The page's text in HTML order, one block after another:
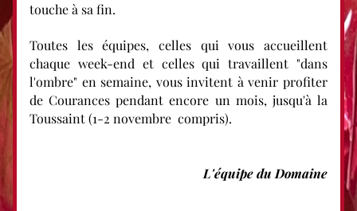
touche à sa fin.
Toutes les équipes, celles qui vous accueillent
chaque week-end et celles qui travaillent "dans
l'ombre" en semaine, vous invitent à venir profiter
de Courances pendant encore un mois, jusqu'à la
Toussaint (1-2 novembre  compris).
L'équipe du Domaine